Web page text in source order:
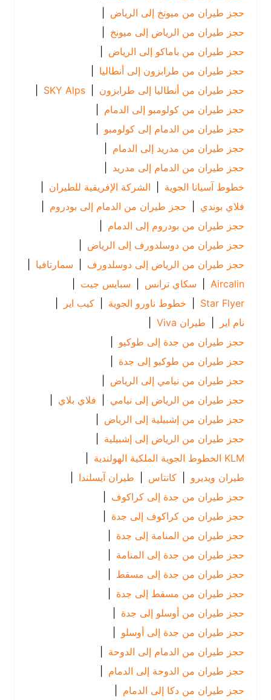
حجز طيران من ميونخ إلى الرياض
|
حجز طيران من الرياض إلى ميونخ |
حجز طيران من باماكو إلى الرياض
|
حجز طيران من طرابزون إلى أنطاليا
|
حجز طيران من أنطاليا إلى طرابزون |
SKY Alps
|
حجز طيران من كولومبو إلى الدمام
|
حجز طيران من الدمام إلى كولومبو |
حجز طيران من مدريد إلى الدمام
|
حجز طيران من الدمام إلى مدريد |
خطوط آسيانا الجوية
| الشركة الإفريقية للطيران |
فلاي بوندي | حجز طيران من الدمام إلى بودروم |
حجز طيران من بودروم إلى الدمام
|
حجز طيران من دوسلدورف إلى الرياض
|
حجز طيران من الرياض إلى دوسلدورف | سمارتافيا
|
Aircalin
| سكاي ترانس | سبايس جيت
|
Star Flyer
| خطوط ناورو الجوية | كيب اير |
| طيران Viva
|
حجز طيران من جدة إلى طوكيو |
حجز طيران من طوكيو إلى جدة
حجز طيران من نيامي إلى الرياض
|
حجز طيران من الرياض إلى نيامي | فلاي بلاي
حجز طيران من إشبيلية إلى الرياض
|
حجز طيران من الرياض إلى إشبيلية |
|
طيران ويديرو
| كانتاس | طيران آيسلندا |
حجز طيران من جدة إلى كراكوف |
حجز طيران من كراكوف إلى جدة
حجز طيران من المنامة إلى جدة
حجز طيران من جدة إلى المنامة |
حجز طيران من جدة إلى مسقط |
حجز طيران من مسقط إلى جدة
حجز طيران من أوسلو إلى جدة
حجز طيران من جدة إلى أوسلو
|
حجز طيران من الدمام إلى الدوحة |
حجز طيران من الدوحة إلى الدمام
|
حجز طيران من دكا إلى الدمام
|